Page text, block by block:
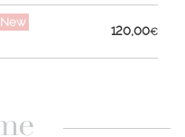
New
120,00€